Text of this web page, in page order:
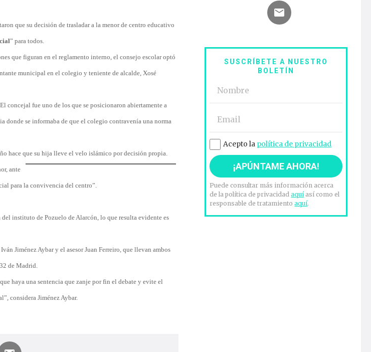
que su decisión de trasladar a la menor de centro educativo
” para todos.
que figuran en el reglamento interno, el consejo escolar optó
municipal en el colegio y teniente de alcalde, Xosé
concejal fue uno de los que se posicionaron abiertamente a
donde se informaba de que el colegio contravenía una norma
hace que su hija lleve el velo islámico por decisión propia.
ante
para la convivencia del centro”.
instituto de Pozuelo de Alarcón, lo que resulta evidente es
Jiménez Aybar y el asesor Juan Ferreiro, que llevan ambos
de Madrid.
haya una sentencia que zanje por fin el debate y evite el
considera Jiménez Aybar.
SUSCRÍBETE A NUESTRO
BOLETÍN
Acepto la política de privacidad
Puede consultar más información acerca
de la política de privacidadaquíasí como el
responsable de tratamientoaquí.